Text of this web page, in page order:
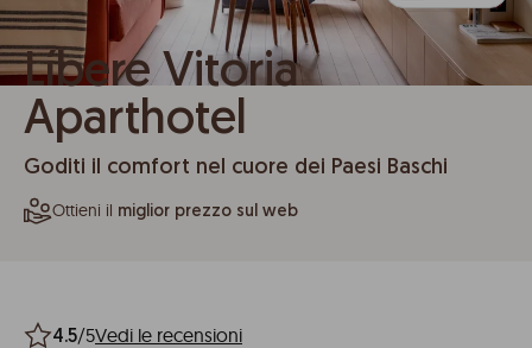
Líbere Vitoria
Aparthotel
Goditi il comfort nel cuore dei Paesi Baschi
Ottieni il miglior prezzo sul web
4.5/5Vedi le recensioni